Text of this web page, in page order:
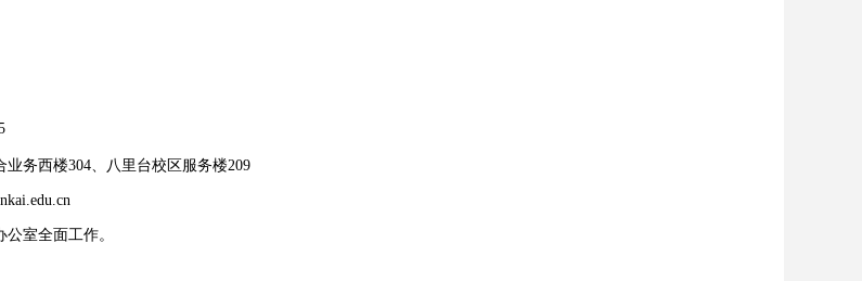
务西楼304、八里台校区服务楼209
公室全面工作。